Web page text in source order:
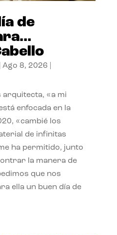
de
Ago 8, 2026
arquitecta, «a mi
enfocada en la
«cambié los
de infinitas
ha permitido, junto
la manera de
que nos
ella un buen día de